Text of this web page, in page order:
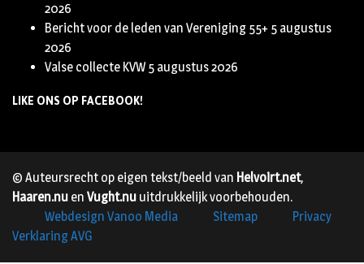
2026
Bericht voor de leden van Vereniging 55+ 5 augustus
2026
Valse collecte KVW 5 augustus 2026
LIKE ONS OP FACEBOOK!
© Auteursrecht op eigen tekst/beeld van Helvoirt.net,
Haaren.nu en Vught.nu uitdrukkelijk voorbehouden.
Webdesign Vanoo Media
Sitemap
Privacy
Verklaring AVG